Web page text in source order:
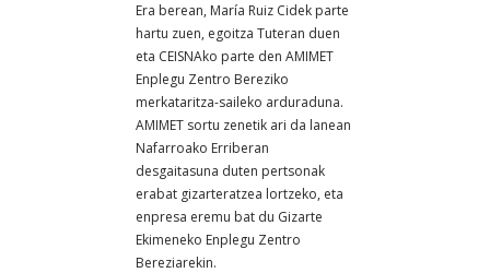
Era berean, María Ruiz Cidek parte
hartu zuen, egoitza Tuteran duen
eta CEISNAko parte den AMIMET
Enplegu Zentro Bereziko
merkataritza-saileko arduraduna.
AMIMET sortu zenetik ari da lanean
Nafarroako Erriberan
desgaitasuna duten pertsonak
erabat gizarteratzea lortzeko, eta
enpresa eremu bat du Gizarte
Ekimeneko Enplegu Zentro
Bereziarekin.